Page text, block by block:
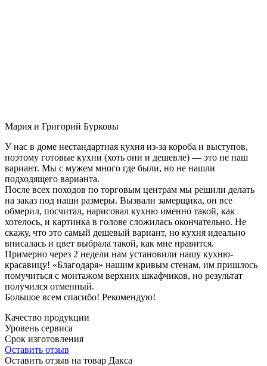
Мария и Григорий Бурковы
У нас в доме нестандартная кухня из-за короба и выступов,
поэтому готовые кухни (хоть они и дешевле) — это не наш
вариант. Мы с мужем много где были, но не нашли
подходящего варианта.
После всех походов по торговым центрам мы решили делать
на заказ под наши размеры. Вызвали замерщика, он все
обмерил, посчитал, нарисовал кухню именно такой, как
хотелось, и картинка в голове сложилась окончательно. Не
скажу, что это самый дешевый вариант, но кухня идеально
вписалась и цвет выбрала такой, как мне нравится.
Примерно через 2 недели нам установили нашу кухню-
красавицу! «Благодаря» нашим кривым стенам, им пришлось
помучиться с монтажом верхних шкафчиков, но результат
получился отменный.
Большое всем спасибо! Рекомендую!
Качество продукции
Уровень сервиса
Срок изготовления
Оставить отзыв
Оставить отзыв на товар Дакса